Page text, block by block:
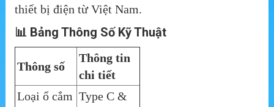
thiết bị điện từ Việt Nam.
📊 Bảng Thông Số Kỹ Thuật
Thông số
Thông tin
chi tiết
Loại ổ cắm Type C &